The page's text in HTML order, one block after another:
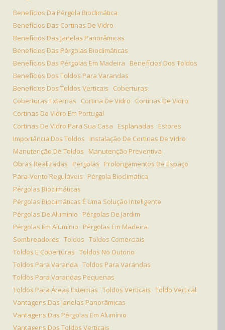
Benefícios Da Pérgola Bioclimática
Benefícios Das Cortinas De Vidro
Benefícios Das Janelas Panorâmicas
Benefícios Das Pérgolas Bioclimáticas
Benefícios Das Pérgolas Em Madeira
Benefícios Dos Toldos
Benefícios Dos Toldos Para Varandas
Benefícios Dos Toldos Verticais
Coberturas
Coberturas Externas
Cortina De Vidro
Cortinas De Vidro
Cortinas De Vidro Em Portugal
Cortinas De Vidro Para Sua Casa
Esplanadas
Estores
Importância Dos Toldos
Instalação De Cortinas De Vidro
Manutenção De Toldos
Manutenção Preventiva
Obras Realizadas
Pergolas
Prolongamentos De Espaço
Pára-Vento Reguláveis
Pérgola Bioclimática
Pérgolas Bioclimáticas
Pérgolas Bioclimáticas É Uma Solução Inteligente
Pérgolas De Alumínio
Pérgolas De Jardim
Pérgolas Em Alumínio
Pérgolas Em Madeira
Sombreadores Toldos Toldos Comerciais
Toldos E Coberturas Toldos No Outono
Toldos Para Varanda Toldos Para Varandas
Toldos Para Varandas Pequenas
Toldos Para Áreas Externas Toldos Verticais Toldo Vertical
Vantagens Das Janelas Panorâmicas
Vantagens Das Pérgolas Em Alumínio
Vantagens Dos Toldos Verticais